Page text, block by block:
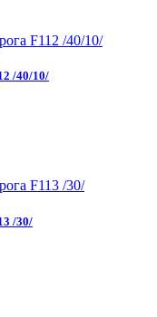
/40/10/
/30/